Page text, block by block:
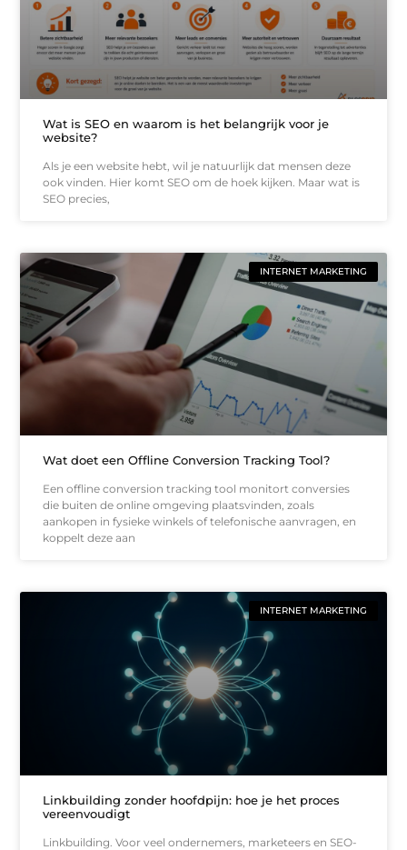
Wat is SEO en waarom is het belangrijk voor je
website?
Als je een website hebt, wil je natuurlijk dat mensen deze
ook vinden. Hier komt SEO om de hoek kijken. Maar wat is
SEO precies,
INTERNET MARKETING
Wat doet een Offline Conversion Tracking Tool?
Een offline conversion tracking tool monitort conversies
die buiten de online omgeving plaatsvinden, zoals
aankopen in fysieke winkels of telefonische aanvragen, en
koppelt deze aan
INTERNET MARKETING
Linkbuilding zonder hoofdpijn: hoe je het proces
vereenvoudigt
Linkbuilding. Voor veel ondernemers, marketeers en SEO-